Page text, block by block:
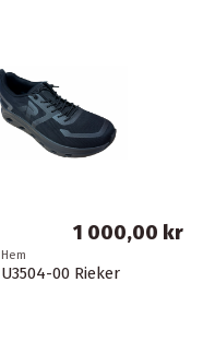
Hem
U3504-00 Rieker
1 000,00 kr